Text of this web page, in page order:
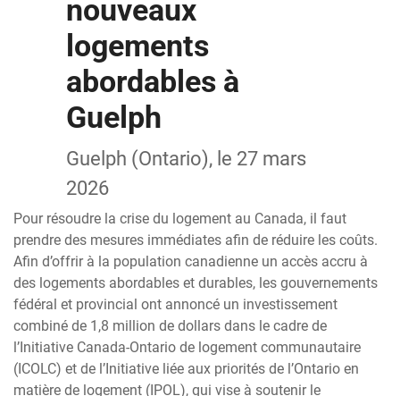
nouveaux
logements
abordables à
Guelph
Guelph (Ontario), le 27 mars
2026
Pour résoudre la crise du logement au Canada, il faut
prendre des mesures immédiates afin de réduire les coûts.
Afin d’offrir à la population canadienne un accès accru à
des logements abordables et durables, les gouvernements
fédéral et provincial ont annoncé un investissement
combiné de 1,8 million de dollars dans le cadre de
l’Initiative Canada-Ontario de logement communautaire
(ICOLC) et de l’Initiative liée aux priorités de l’Ontario en
matière de logement (IPOL), qui vise à soutenir le